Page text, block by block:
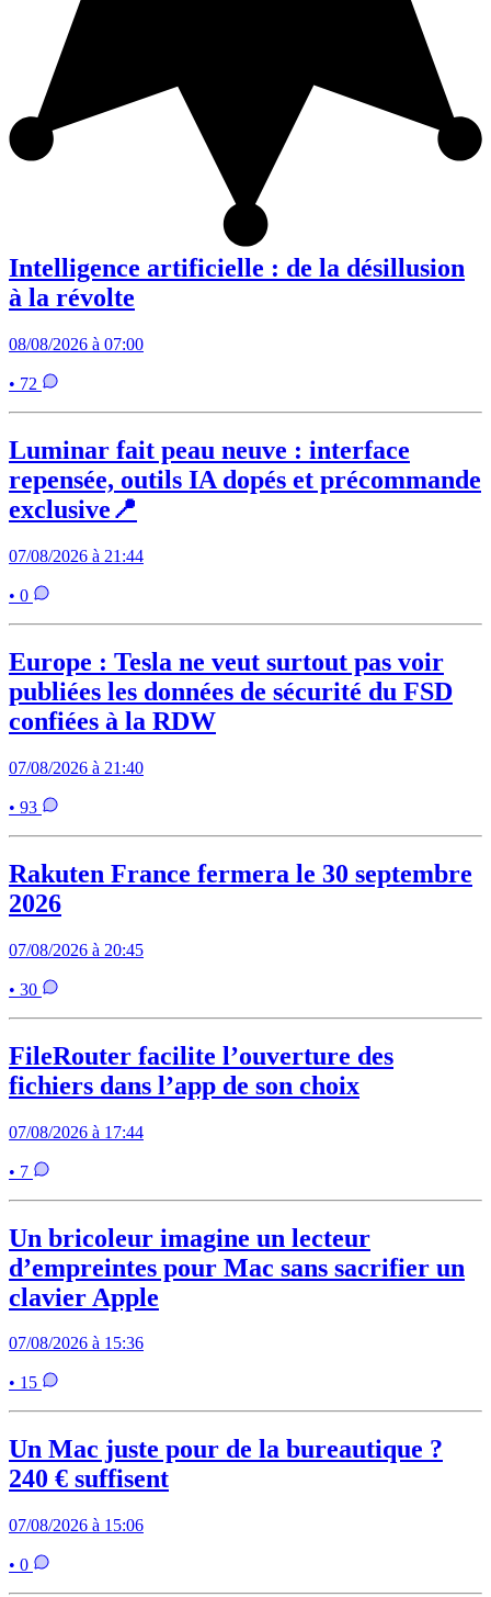
Intelligence artificielle : de la désillusion
à la révolte
08/08/2026 à 07:00
• 72
Luminar fait peau neuve : interface
repensée, outils IA dopés et précommande
exclusive📍
07/08/2026 à 21:44
• 0
Europe : Tesla ne veut surtout pas voir
publiées les données de sécurité du FSD
confiées à la RDW
07/08/2026 à 21:40
• 93
Rakuten France fermera le 30 septembre
2026
07/08/2026 à 20:45
• 30
FileRouter facilite l’ouverture des
fichiers dans l’app de son choix
07/08/2026 à 17:44
• 7
Un bricoleur imagine un lecteur
d’empreintes pour Mac sans sacrifier un
clavier Apple
07/08/2026 à 15:36
• 15
Un Mac juste pour de la bureautique ?
240 € suffisent
07/08/2026 à 15:06
• 0